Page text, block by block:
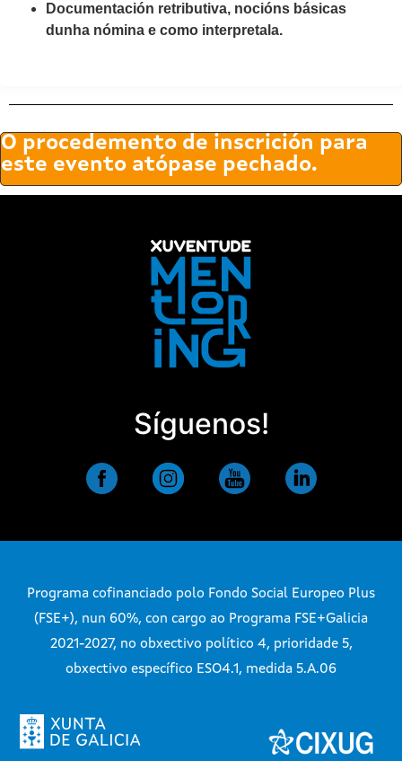
Documentación retributiva, nocións básicas
dunha nómina e como interpretala.
O procedemento de inscrición para
este evento atópase pechado.
Síguenos!
Programa cofinanciado polo Fondo Social Europeo Plus
(FSE+), nun 60%, con cargo ao Programa FSE+Galicia
2021-2027, no obxectivo político 4, prioridade 5,
obxectivo específico ESO4.1, medida 5.A.06